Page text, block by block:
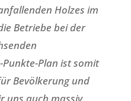
Holzes im
Betriebe bei der
Plan ist somit
Bevölkerung und